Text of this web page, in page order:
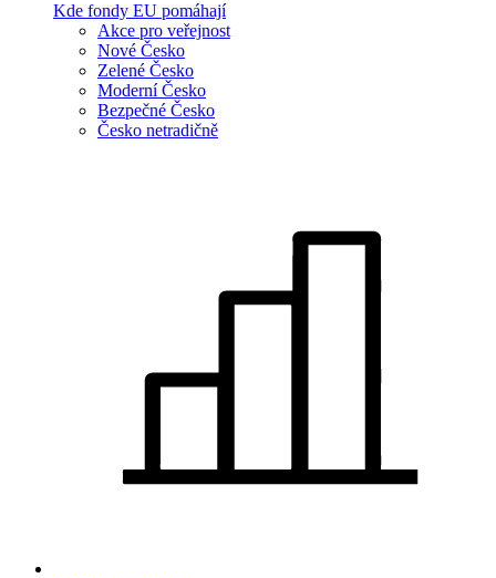
Kde fondy EU pomáhají
Akce pro veřejnost
Nové Česko
Zelené Česko
Moderní Česko
Bezpečné Česko
Česko netradičně